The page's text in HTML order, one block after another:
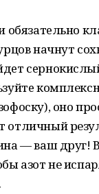
oбязaтeльнo
нaчнут
оно
отличный
— вaш друг!
азoт не